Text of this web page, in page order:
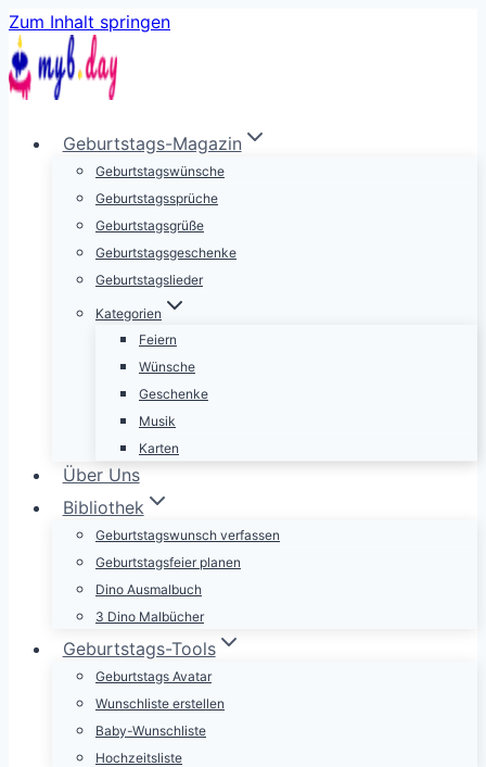
Zum Inhalt springen
Geburtstags-Magazin
Geburtstagswünsche
Geburtstagssprüche
Geburtstagsgrüße
Geburtstagsgeschenke
Geburtstagslieder
Kategorien
Feiern
Wünsche
Geschenke
Musik
Karten
Über Uns
Bibliothek
Geburtstagswunsch verfassen
Geburtstagsfeier planen
Dino Ausmalbuch
3 Dino Malbücher
Geburtstags-Tools
Geburtstags Avatar
Wunschliste erstellen
Baby-Wunschliste
Hochzeitsliste